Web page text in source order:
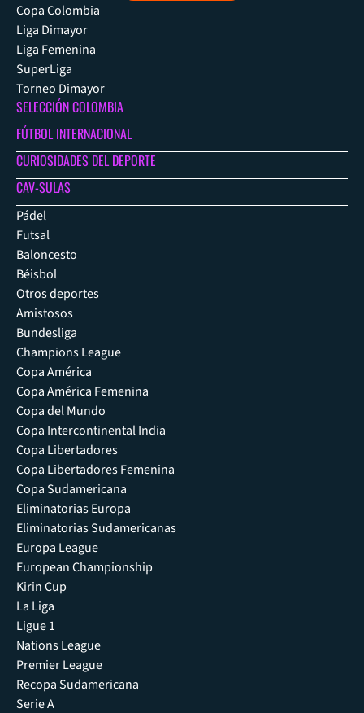
Copa Colombia
Liga Dimayor
Liga Femenina
SuperLiga
Torneo Dimayor
SELECCIÓN COLOMBIA
FÚTBOL INTERNACIONAL
CURIOSIDADES DEL DEPORTE
CAV-SULAS
Pádel
Futsal
Baloncesto
Béisbol
Otros deportes
Amistosos
Bundesliga
Champions League
Copa América
Copa América Femenina
Copa del Mundo
Copa Intercontinental India
Copa Libertadores
Copa Libertadores Femenina
Copa Sudamericana
Eliminatorias Europa
Eliminatorias Sudamericanas
Europa League
European Championship
Kirin Cup
La Liga
Ligue 1
Nations League
Premier League
Recopa Sudamericana
Serie A